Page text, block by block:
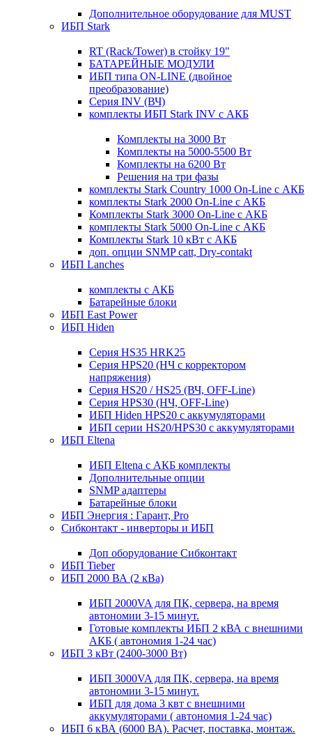
Дополнительное оборудование для MUST
ИБП Stark
RT (Rack/Tower) в стойку 19"
БАТАРЕЙНЫЕ МОДУЛИ
ИБП типа ON-LINE (двойное
преобразование)
Серия INV (ВЧ)
комплекты ИБП Stark INV с АКБ
Комплекты на 3000 Вт
Комплекты на 5000-5500 Вт
Комплекты на 6200 Вт
Решения на три фазы
комплекты Stark Country 1000 On-Line с АКБ
комплекты Stark 2000 On-Line с АКБ
Комплекты Stark 3000 On-Line с АКБ
комплекты Stark 5000 On-Line с АКБ
Комплекты Stark 10 кВт с АКБ
доп. опции SNMP catt, Dry-contakt
ИБП Lanches
комплекты с АКБ
Батарейные блоки
ИБП East Power
ИБП Hiden
Серия HS35 HRK25
Серия HPS20 (НЧ с корректором
напряжения)
Серия HS20 / HS25 (ВЧ, OFF-Line)
Серия HPS30 (НЧ, OFF-Line)
ИБП Hiden HPS20 с аккумуляторами
ИБП серии HS20/HPS30 с аккумуляторами
ИБП Eltena
ИБП Eltena с АКБ комплекты
Дополнительные опции
SNMP адаптеры
Батарейные блоки
ИБП Энергия : Гарант, Pro
Сибконтакт - инверторы и ИБП
Доп оборудование Сибконтакт
ИБП Tieber
ИБП 2000 ВА (2 кВа)
ИБП 2000VA для ПК, сервера, на время
автономии 3-15 минут.
Готовые комплекты ИБП 2 кВА с внешними
АКБ ( автономия 1-24 час)
ИБП 3 кВт (2400-3000 Вт)
ИБП 3000VA для ПК, сервера, на время
автономии 3-15 минут.
ИБП для дома 3 квт с внешними
аккумуляторами ( автономия 1-24 час)
ИБП 6 кВА (6000 ВА). Расчет, поставка, монтаж.